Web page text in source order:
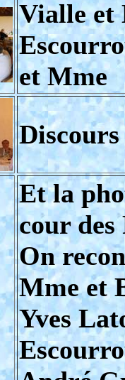
Vialle et
et Mme
Et la
cour des
On
Mme et
Yves